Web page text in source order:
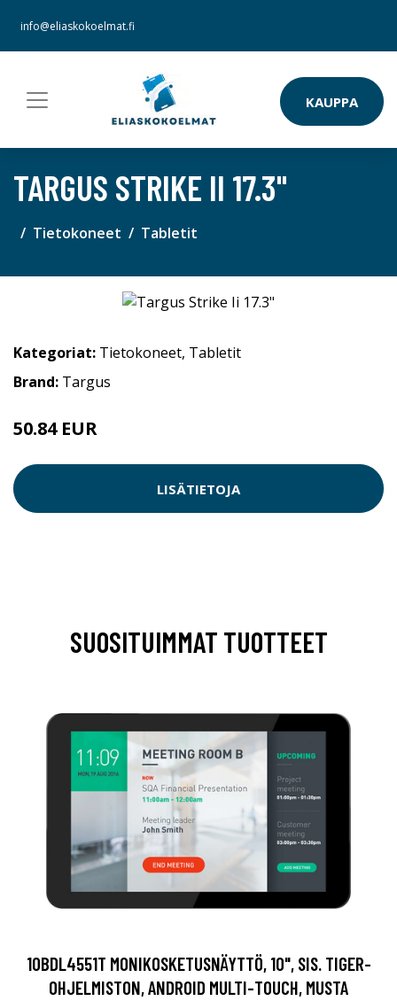
info@eliaskokoelmat.fi
KAUPPA
TARGUS STRIKE II 17.3"
Tietokoneet Tabletit
Kategoriat: Tietokoneet, Tabletit
Brand: Targus
50.84 EUR
LISÄTIETOJA
SUOSITUIMMAT TUOTTEET
10BDL4551T MONIKOSKETUSNÄYTTÖ, 10", SIS. TIGER-
OHJELMISTON, ANDROID MULTI-TOUCH, MUSTA